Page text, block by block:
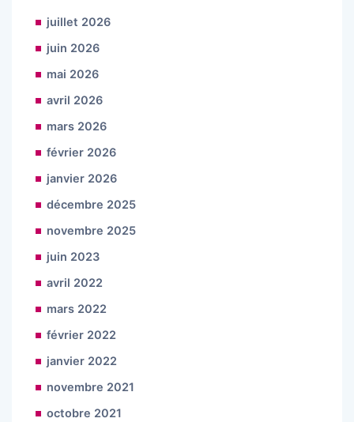
juillet 2026
juin 2026
mai 2026
avril 2026
mars 2026
février 2026
janvier 2026
décembre 2025
novembre 2025
juin 2023
avril 2022
mars 2022
février 2022
janvier 2022
novembre 2021
octobre 2021